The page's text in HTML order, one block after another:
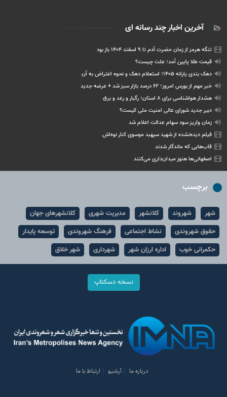
آخرین اخبار چند رسانه ای
تنگه هرمز از زمان حضرت آدم تا ۹ اسفند ۱۴۰۴ باز بود
قیمت طلا پایین آمد؛ علت چیست؟
دهک‌ بندی یارانه ۱۴۰۵؛ استعلام دهک و نحوه اعتراض به آن
خبر مهم از بورس امروز؛ ۶۲ درصد بازار سبز شد + عرضه جدید
هشدار هواشناسی برای ۸ استان؛ رگبار و رعد و برق
دبیر جدید شورای عالی امنیت ملی کیست؟
زمان واریز سود سهام عدالت اعلام شد
فیلم دیده‌نشده از شهید سپهبد موسوی کنار نوه‌اش
قاب‌هایی که ماندگار شدند
اصفهانی‌ها هنوز میدان‌داری می‌کنند
برچسب
شهر شهروند کلانشهر مدیریت شهری
کلانشهرهای جهان
حقوق شهروندی
نشاط اجتماعی فرهنگ شهروندی
توسعه پایدار
حکمرانی خوب
اداره ارزان شهر شهرداری شهر خلاق
نسخه دسکتاپ
درباره ما آرشیو ارتباط با ما